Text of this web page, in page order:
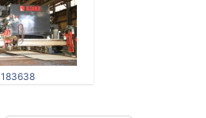
183638